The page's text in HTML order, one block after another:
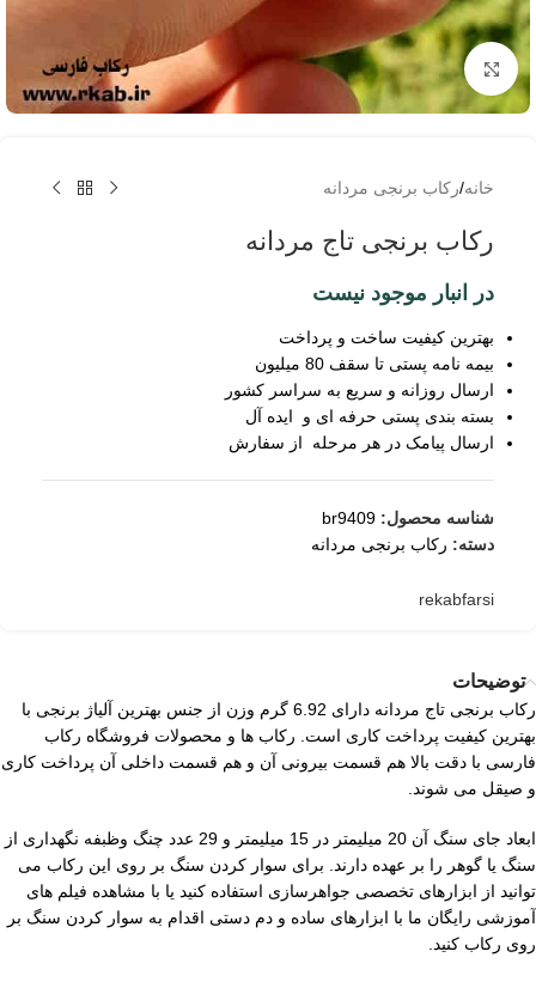
برای بزرگنمایی کلیک کنید
خانه/رکاب برنجی مردانه
رکاب برنجی تاج مردانه
در انبار موجود نیست
بهترین کیفیت ساخت و پرداخت
بیمه نامه پستی تا سقف 80 میلیون
ارسال روزانه و سریع به سراسر کشور
بسته بندی پستی حرفه ای و ایده آل
ارسال پیامک در هر مرحله از سفارش
شناسه محصول: br9409
دسته: رکاب برنجی مردانه
rekabfarsi
توضیحات
رکاب برنجی تاج مردانه دارای 6.92 گرم وزن از جنس بهترین آلیاژ برنجی با
بهترین کیفیت پرداخت کاری است. رکاب ها و محصولات فروشگاه رکاب
فارسی با دقت بالا هم قسمت بیرونی آن و هم قسمت داخلی آن پرداخت کاری
و صیقل می شوند.
ابعاد جای سنگ آن 20 میلیمتر در 15 میلیمتر و 29 عدد چنگ وظبفه نگهداری از
سنگ یا گوهر را بر عهده دارند. برای سوار کردن سنگ بر روی این رکاب می
توانید از ابزارهای تخصصی جواهرسازی استفاده کنید یا با مشاهده فیلم های
آموزشی رایگان ما با ابزارهای ساده و دم دستی اقدام به سوار کردن سنگ بر
روی رکاب کنید.